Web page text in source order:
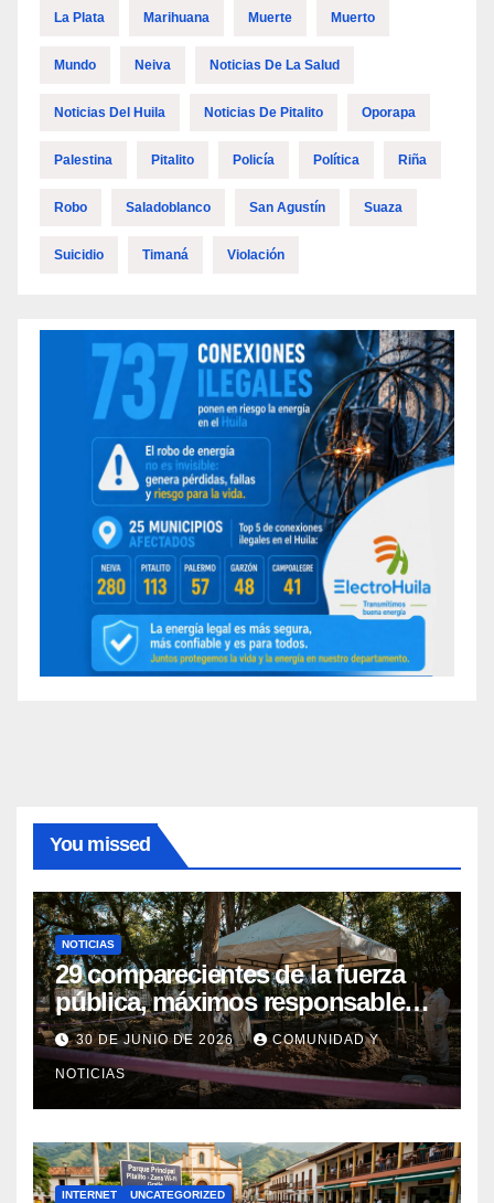
La Plata Marihuana Muerte Muerto
Mundo Neiva Noticias De La Salud
Noticias Del Huila Noticias De Pitalito Oporapa
Palestina Pitalito Policía Política Riña
Robo Saladoblanco San Agustín Suaza
Suicidio Timaná Violación
You missed
NOTICIAS
29 comparecientes de la fuerza
pública, máximos responsables
de asesinatos y desapariciones
forzadas en Huila, fueron
postulados ante el Tribunal para
la Paz para que les imponga
Sanción Propia
30 DE JUNIO DE 2026 COMUNIDAD Y
NOTICIAS
INTERNET UNCATEGORIZED